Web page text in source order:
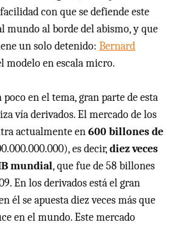
con que se defiende este
mundo al borde del abismo, y que
un solo detenido: Bernard
modelo en escala micro.
en el tema, gran parte de esta
vía derivados. El mercado de los
actualmente en600 billones de
es decir,diez veces
mundial, que fue de 58 billones
En los derivados está el gran
él se apuesta diez veces más que
en el mundo. Este mercado